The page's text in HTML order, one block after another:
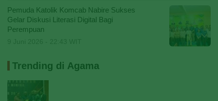
Pemuda Katolik Komcab Nabire Sukses
Gelar Diskusi Literasi Digital Bagi
Perempuan
Trending di Agama